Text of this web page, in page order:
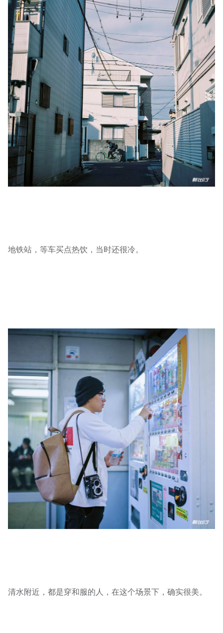
地铁站，等车买点热饮，当时还很冷。
清水附近，都是穿和服的人，在这个场景下，确实很美。